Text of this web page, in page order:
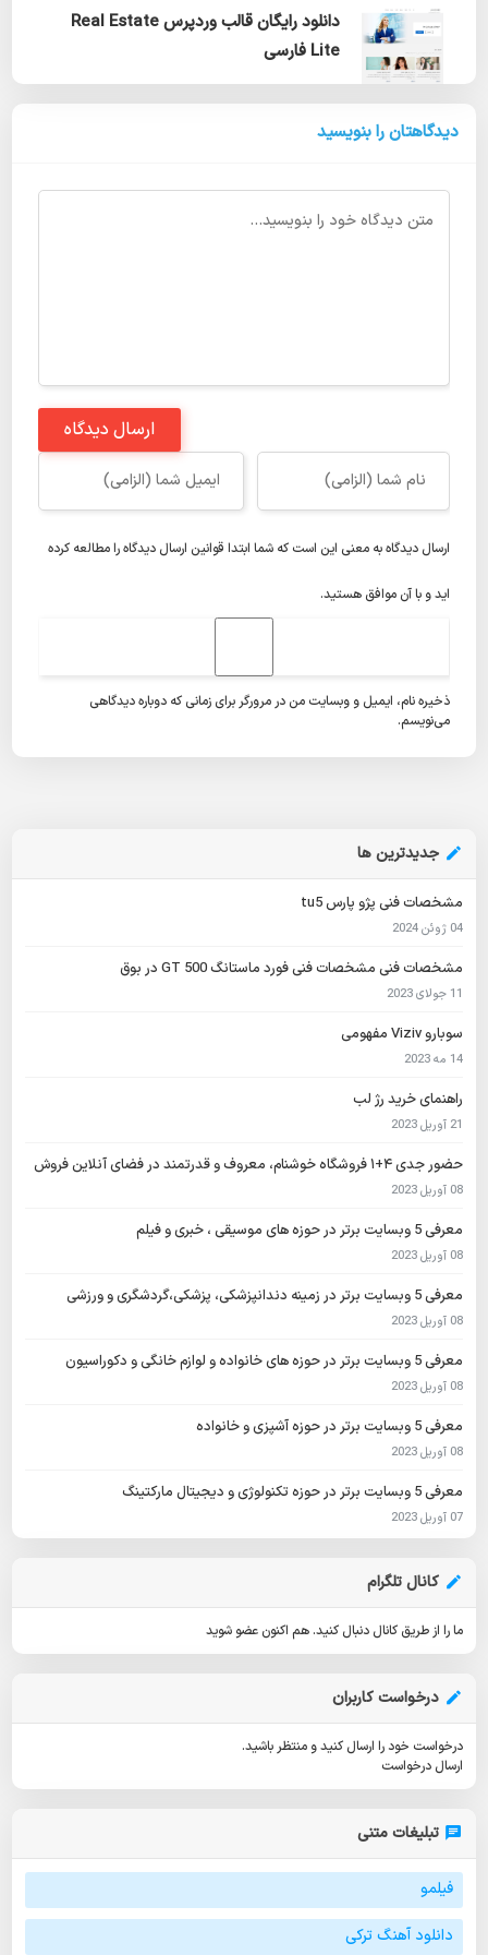
دانلود رایگان قالب وردپرس Real Estate
Lite فارسی
دیدگاهتان را بنویسید
ارسال دیدگاه
ارسال دیدگاه به معنی این است که شما ابتدا قوانین ارسال دیدگاهرا مطالعه کرده
اید و با آن موافق هستید.
ذخیره نام، ایمیل و وبسایت من در مرورگر برای زمانی که دوباره دیدگاهی
می‌نویسم.
جدیدترین ها
مشخصات فنی پژو پارس tu5
04 ژوئن 2024
مشخصات فنی مشخصات فنی فورد ماستانگ GT 500 در بوق
11 جولای 2023
سوبارو Viziv مفهومی
14 مه 2023
راهنمای خرید رژ لب
21 آوریل 2023
حضور جدی ۴+۱ فروشگاه خوشنام، معروف و قدرتمند در فضای آنلاین فروش
08 آوریل 2023
معرفی 5 وبسایت برتر در حوزه های موسیقی ، خبری و فیلم
08 آوریل 2023
معرفی 5 وبسایت برتر در زمینه دندانپزشکی، پزشکی،گردشگری و ورزشی
08 آوریل 2023
معرفی 5 وبسایت برتر در حوزه های خانواده و لوازم خانگی و دکوراسیون
08 آوریل 2023
معرفی 5 وبسایت برتر در حوزه آشپزی و خانواده
08 آوریل 2023
معرفی 5 وبسایت برتر در حوزه تکنولوژی و دیجیتال مارکتینگ
07 آوریل 2023
کانال تلگرام
ما را از طریق کانال دنبال کنید. هم اکنون عضو شوید
درخواست کاربران
درخواست خود را ارسال کنید و منتظر باشید.
ارسال درخواست
تبلیغات متنی
فیلمو
دانلود آهنگ ترکی